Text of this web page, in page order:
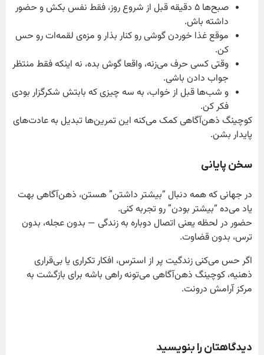
صبح‌ها ۵ دقیقه قبل از شروع روز، فقط نفس بکش و حضور
داشته باش.
موقع غذا خوردن گوشی رو کنار بذار و مزه‌ی لقمه‌ات رو حس
کن.
وقتی کسی حرف می‌زنه، واقعا گوش بده، نه اینکه فقط منتظر
جواب دادن باشی.
و شب‌ها قبل از خواب، به سه چیزی که بابتش شکرگزار بودی
فکر کن.
کوچینگ ذهن‌آگاهی کمک می‌کنه این تمرین‌ها تبدیل به عادت‌های
پایدار بشن.
سخن پایانی
در جهانی که همه دنبال “بیشتر داشتن” هستن، ذهن‌آگاهی بهت
یاد می‌ده “بیشتر بودن” رو تجربه کنی.
حضور در لحظه یعنی اتصال دوباره به زندگی — بدون عجله، بدون
ترس، بدون قضاوت.
اگر حس می‌کنی زندگیت پر از استرس، افکار تکراری یا بی‌قراری
ذهنیه، کوچینگ ذهن‌آگاهی می‌تونه راهی باشه برای بازگشت به
مرکز آرامش درونت.
دیدگاهتان را بنویسید